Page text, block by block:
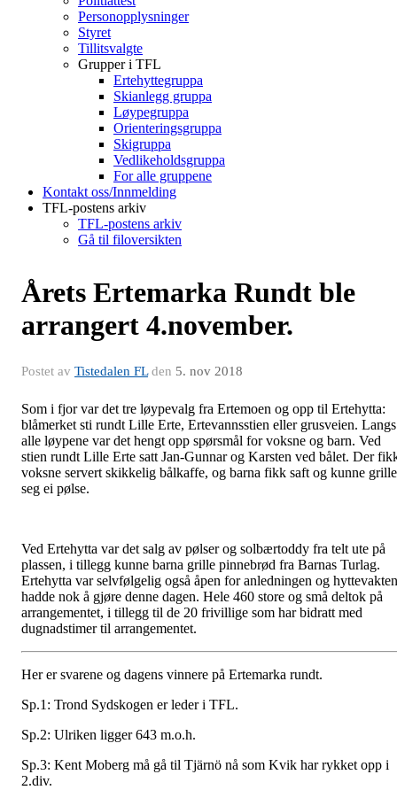
Personopplysninger
Styret
Tillitsvalgte
Grupper i TFL
Ertehyttegruppa
Skianlegg gruppa
Løypegruppa
Orienteringsgruppa
Skigruppa
Vedlikeholdsgruppa
For alle gruppene
Kontakt oss/Innmelding
TFL-postens arkiv
TFL-postens arkiv
Gå til filoversikten
Årets Ertemarka Rundt ble
arrangert 4.november.
Postet av Tistedalen FLden 5. nov 2018
Som i fjor var det tre løypevalg fra Ertemoen og opp til Ertehytta:
blåmerket sti rundt Lille Erte, Ertevannsstien eller grusveien. Langs
alle løypene var det hengt opp spørsmål for voksne og barn. Ved
stien rundt Lille Erte satt Jan-Gunnar og Karsten ved bålet. Der
voksne servert skikkelig bålkaffe, og barna fikk saft og kunne grille
seg ei pølse.
Ved Ertehytta var det salg av pølser og solbærtoddy fra telt ute på
plassen, i tillegg kunne barna grille pinnebrød fra Barnas Turlag.
Ertehytta var selvfølgelig også åpen for anledningen og
hadde nok å gjøre denne dagen. Hele 460 store og små deltok på
arrangementet, i tillegg til de 20 frivillige som har bidratt med
dugnadstimer til arrangementet.
Her er svarene og dagens vinnere på Ertemarka rundt.
Sp.1: Trond Sydskogen er leder i TFL.
Sp.2: Ulriken ligger 643 m.o.h.
Sp.3: Kent Moberg må gå til Tjärnö nå som Kvik har rykket opp i
2.div.